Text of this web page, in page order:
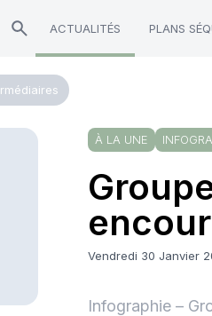
ACTUALITÉS PLANS
À LA UNE
Vendredi 30 Janvier
Infographie –